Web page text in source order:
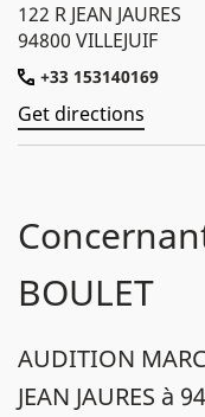
122 R JEAN JAURES
94800 VILLEJUIF
+33 153140169
Get directions
BOULET
AUDITION
JEAN JAURES à